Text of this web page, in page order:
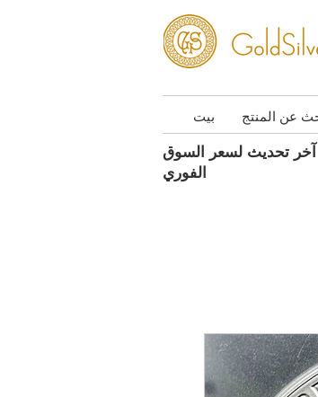
بيت عن المنتج
آخر تحديث لسعر السوق
الفوري